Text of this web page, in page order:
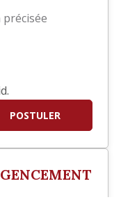
POSTULER